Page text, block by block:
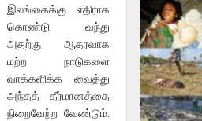
இலங்கைக்கு எதிராக
கொண்டு வந்து
அதற்கு ஆதரவாக
மற்ற நாடுகளை
வாக்களிக்க வைத்து
அந்தத் தீர்மானத்தை
நிறைவேற்ற வேண்டும்.